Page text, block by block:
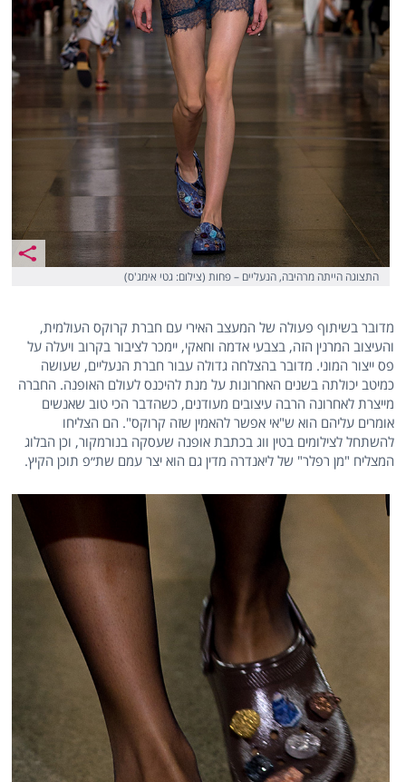
התצוגה הייתה מרהיבה, הנעליים – פחות (צילום: גטי אימג'ס)
מדובר בשיתוף פעולה של המעצב האירי עם חברת קרוקס העולמית,
והעיצוב המרנין הזה, בצבעי אדמה וחאקי, יימכר לציבור בקרוב ויעלה על
פס ייצור המוני. מדובר בהצלחה גדולה עבור חברת הנעליים, שעושה
כמיטב יכולתה בשנים האחרונות על מנת להיכנס לעולם האופנה. החברה
מייצרת לאחרונה הרבה עיצובים מעודנים, כשהדבר הכי טוב שאנשים
אומרים עליהם הוא ש"אי אפשר להאמין שזה קרוקס". הם הצליחו
להשתחל לצילומים בטין ווג בכתבת אופנה שעסקה בנורמקור, וכן הבלוג
המצליח "מן רפלר" של ליאנדרה מדין גם הוא יצר עמם שת״פ תוכן הקיץ.